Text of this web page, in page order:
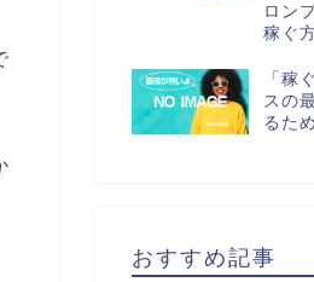
ロン
稼ぐ
「稼
スの
るた
おすすめ記事